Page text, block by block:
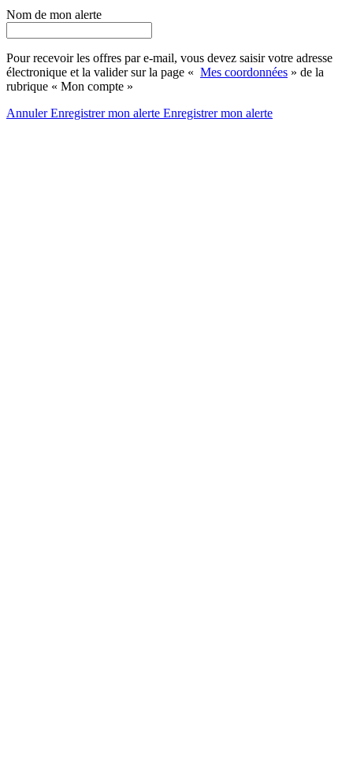
Nom de mon alerte
Pour recevoir les offres par e-mail, vous devez saisir votre adresse
électronique et la valider sur la page « Mes coordonnées » de la
rubrique « Mon compte »
AnnulerEnregistrer mon alerte Enregistrermon alerte